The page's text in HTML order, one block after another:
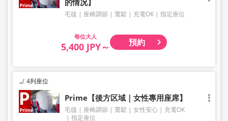
毛毯 座椅調節 寬鬆 充電OK 指定座位
大人
5,400 JPY～ 預約
4列座位
Prime【後方区域｜女性專用座席】
毛毯 座椅調節 寬鬆 女性安心
充電OK
指定座位